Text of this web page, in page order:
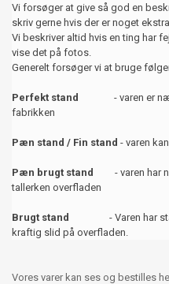
Vi forsøger at give så god en
skriv gerne hvis der er noget
Vi beskriver altid hvis en ting har
vise det på fotos.
Generelt forsøger vi at bruge
Perfekt stand - varen er
fabrikken
Pæn stand / Fin stand - varen
Pæn brugt stand
- varen har
tallerken overfladen
Brugt stand
- Varen har
kraftig slid på overfladen.
Vores varer kan ses og bestilles